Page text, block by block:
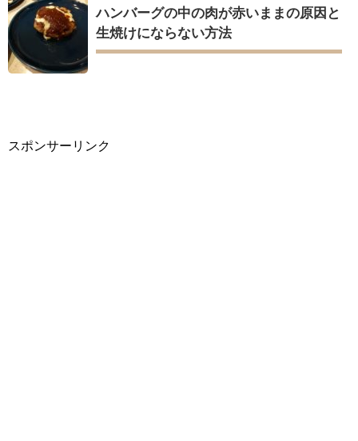
ハンバーグの中の肉が赤いままの原因と
生焼けにならない方法
スポンサーリンク